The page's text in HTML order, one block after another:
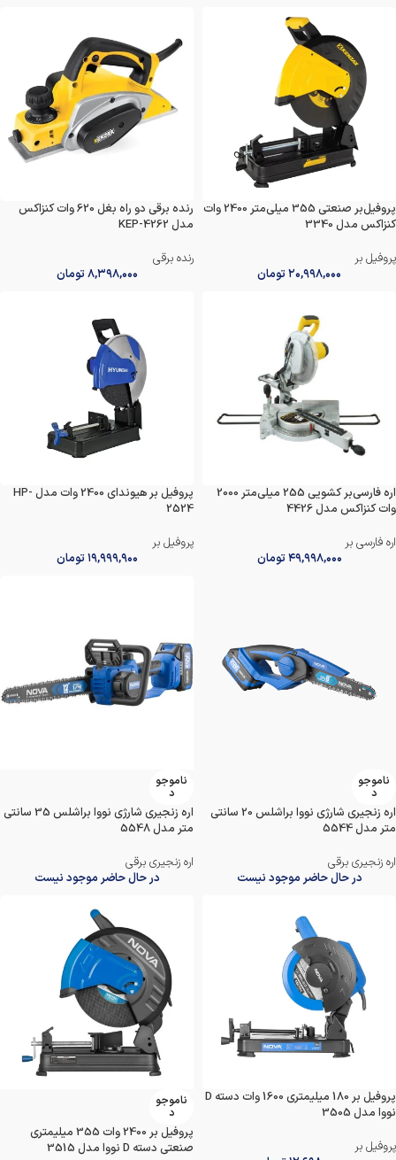
پروفیل‌بر صنعتی 355 میلی‌متر 2400 وات
کنزاکس مدل 3340
پروفیل بر
۲۰,۹۹۸,۰۰۰تومان
رنده برقی دو راه بغل 620 وات کنزاکس
مدل KEP-4262
رنده برقی
۸,۳۹۸,۰۰۰تومان
اره فارسی‌بر کشویی 255 میلی‌متر 2000
وات کنزاکس مدل 4426
اره فارسی بر
۴۹,۹۹۸,۰۰۰تومان
پروفیل بر هیوندای 2400 وات مدل HP-
2524
پروفیل بر
۱۹,۹۹۹,۹۰۰تومان
ناموجو
د
اره زنجیری شارژی نووا براشلس 20 سانتی‌
متر مدل 5544
اره زنجیری برقی
در حال حاضر موجود نیست
ناموجو
د
اره زنجیری شارژی نووا براشلس 35 سانتی‌
متر مدل 5548
اره زنجیری برقی
در حال حاضر موجود نیست
پروفیل بر 180 میلیمتری 1600 وات دسته D
نووا مدل 3505
پروفیل بر
ناموجو
د
پروفیل بر 2400 وات 355 میلیمتری
صنعتی دسته D نووا مدل 3515